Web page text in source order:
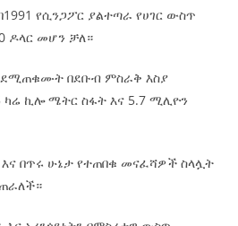
የሲንጋፖር ያልተጣራ የሀገር ውስጥ
ዶላር መሆን ቻለ።
በደቡብ ምስራቅ እስያ
ካሬ ኪሎ ሜትር ስፋት እና 5.7 ሚሊዮን
በጥሩ ሁኔታ የተጠበቁ መናፈሻዎች ስላሏት